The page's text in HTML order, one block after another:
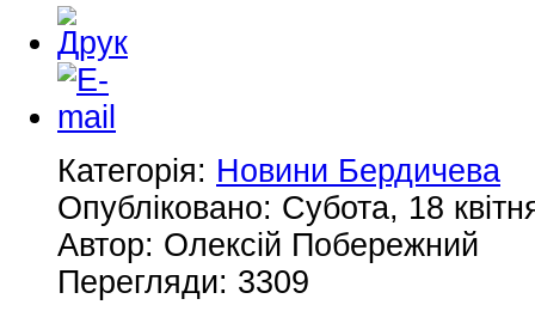
Категорія: Новини Бердичева
Опубліковано: Субота, 18
Автор: Олексій Побережний
Перегляди: 3309